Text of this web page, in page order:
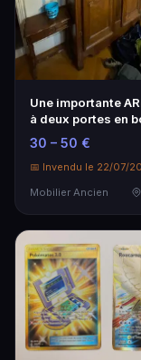
Une importante
à deux portes en
mouluré. Travai…
30 – 50 €
📅 Invendu le 22/07/
Mobilier Ancien